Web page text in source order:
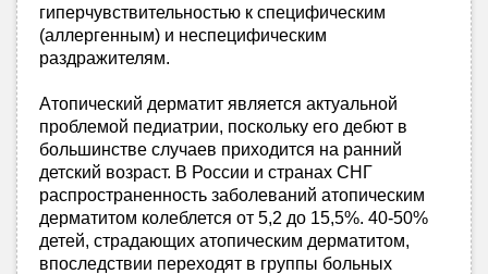
гиперчувствительностью к специфическим
(аллергенным) и неспецифическим
раздражителям.
Атопический дерматит является актуальной
проблемой педиатрии, поскольку его дебют в
большинстве случаев приходится на ранний
детский возраст. В России и странах СНГ
распространенность заболеваний атопическим
дерматитом колеблется от 5,2 до 15,5%. 40-50%
детей, страдающих атопическим дерматитом,
впоследствии переходят в группы больных